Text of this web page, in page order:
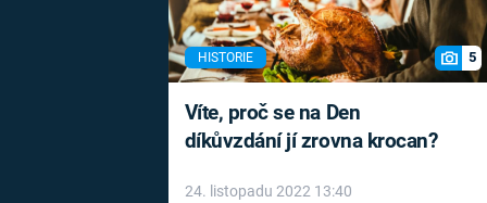
HISTORIE 5
Víte, proč se na Den
díkůvzdání jí zrovna krocan?
24. listopadu 2022 13:40